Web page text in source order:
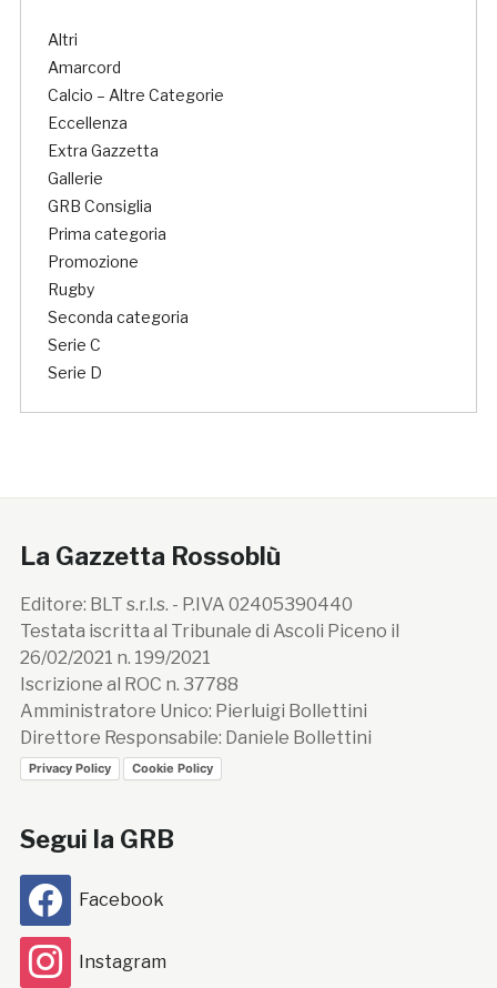
Altri
Amarcord
Calcio – Altre Categorie
Eccellenza
Extra Gazzetta
Gallerie
GRB Consiglia
Prima categoria
Promozione
Rugby
Seconda categoria
Serie C
Serie D
La Gazzetta Rossoblù
Editore: BLT s.r.l.s. - P.IVA 02405390440
Testata iscritta al Tribunale di Ascoli Piceno il
26/02/2021 n. 199/2021
Iscrizione al ROC n. 37788
Amministratore Unico: Pierluigi Bollettini
Direttore Responsabile: Daniele Bollettini
Privacy Policy Cookie Policy
Segui la GRB
Facebook
Instagram